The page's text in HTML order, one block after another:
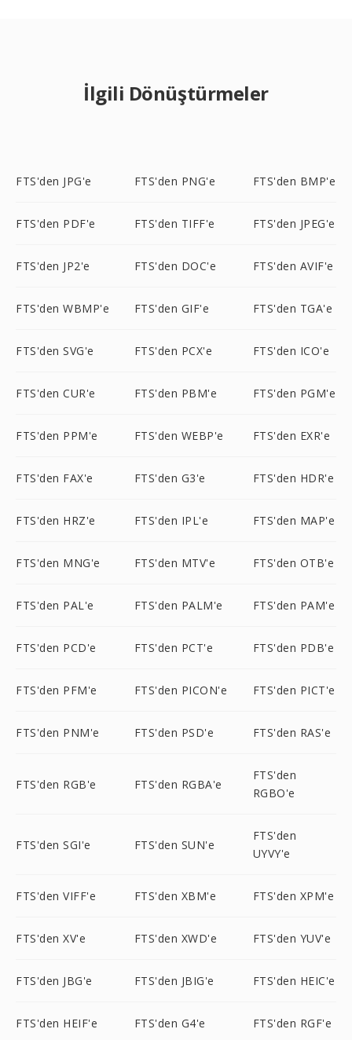
İlgili Dönüştürmeler
FTS'den JPG'e FTS'den PNG'e FTS'den BMP'e
FTS'den PDF'e FTS'den TIFF'e FTS'den JPEG'e
FTS'den JP2'e FTS'den DOC'e FTS'den AVIF'e
FTS'den WBMP'e FTS'den GIF'e FTS'den TGA'e
FTS'den SVG'e FTS'den PCX'e FTS'den ICO'e
FTS'den CUR'e FTS'den PBM'e FTS'den PGM'e
FTS'den PPM'e FTS'den WEBP'e FTS'den EXR'e
FTS'den FAX'e FTS'den G3'e FTS'den HDR'e
FTS'den HRZ'e FTS'den IPL'e FTS'den MAP'e
FTS'den MNG'e FTS'den MTV'e FTS'den OTB'e
FTS'den PAL'e FTS'den PALM'e FTS'den PAM'e
FTS'den PCD'e FTS'den PCT'e FTS'den PDB'e
FTS'den PFM'e FTS'den PICON'e FTS'den PICT'e
FTS'den PNM'e FTS'den PSD'e FTS'den RAS'e
FTS'den RGB'e FTS'den RGBA'e
FTS'den
RGBO'e
FTS'den SGI'e FTS'den SUN'e
FTS'den
UYVY'e
FTS'den VIFF'e FTS'den XBM'e FTS'den XPM'e
FTS'den XV'e FTS'den XWD'e FTS'den YUV'e
FTS'den JBG'e FTS'den JBIG'e FTS'den HEIC'e
FTS'den HEIF'e FTS'den G4'e FTS'den RGF'e